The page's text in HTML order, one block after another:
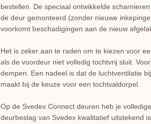
bestellen. De speciaal ontwikkelde
de deur gemonteerd (zonder nieuwe
voorkomt beschadigingen aan de nieuw
Het is zeker aan te raden om te kiezen voor
als de voordeur niet volledig tochtvrij sluit.
dempen. Een nadeel is dat de luchtventilatie
maakt bij de keuze voor een tochtvaldorpel.
Op de Svedex Connect deuren heb je
deurbeslag van Svedex kwalitatief uitstekend